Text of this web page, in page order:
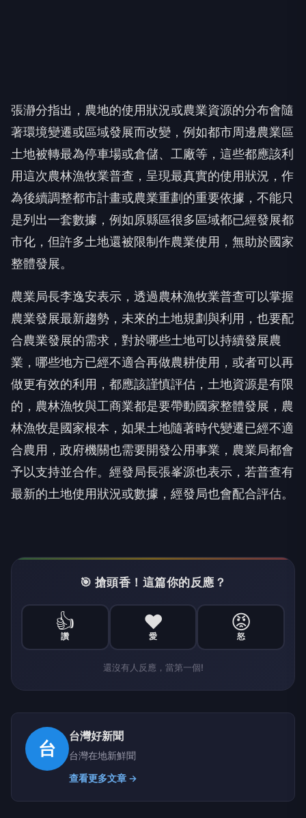
張瀞分指出，農地的使用狀況或農業資源的分布會隨
著環境變遷或區域發展而改變，例如都市周邊農業區
土地被轉最為停車場或倉儲、工廠等，這些都應該利
用這次農林漁牧業普查，呈現最真實的使用狀況，作
為後續調整都市計畫或農業重劃的重要依據，不能只
是列出一套數據，例如原縣區很多區域都已經發展都
市化，但許多土地還被限制作農業使用，無助於國家
整體發展。
農業局長李逸安表示，透過農林漁牧業普查可以掌握
農業發展最新趨勢，未來的土地規劃與利用，也要配
合農業發展的需求，對於哪些土地可以持續發展農
業，哪些地方已經不適合再做農耕使用，或者可以再
做更有效的利用，都應該謹慎評估，土地資源是有限
的，農林漁牧與工商業都是要帶動國家整體發展，農
林漁牧是國家根本，如果土地隨著時代變遷已經不適
合農用，政府機關也需要開發公用事業，農業局都會
予以支持並合作。經發局長張峯源也表示，若普查有
最新的土地使用狀況或數據，經發局也會配合評估。
🎯 搶頭香！這篇你的反應？
👍
讚
❤️
愛
😡
怒
還沒有人反應，當第一個!
台
台灣好新聞
台灣在地新鮮聞
查看更多文章 →